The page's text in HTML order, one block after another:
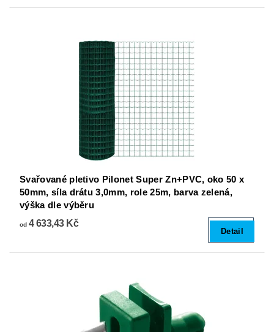
Svařované pletivo Pilonet Super Zn+PVC, oko 50 x
50mm, síla drátu 3,0mm, role 25m, barva zelená,
výška dle výběru
od4 633,43 Kč
Detail